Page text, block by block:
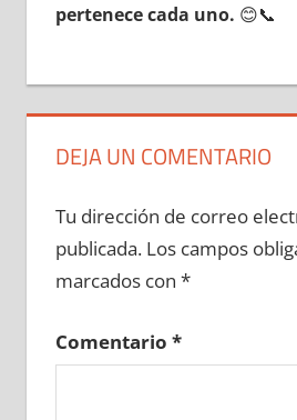
pertenece cada uno. 😊📞
DEJA UN COMENTARIO
Tu dirección de correo
publicada. Los campos
marcados con *
Comentario *